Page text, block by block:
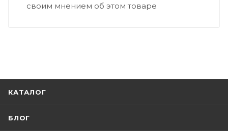
своим мнением об этом товаре
КАТАЛОГ
БЛОГ